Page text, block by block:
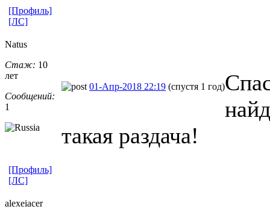
[Профиль]
[ЛС]
Natus
Стаж: 10
лет
Сообщений:
1
01-Апр-2018 22:19 (спустя 1 год)
такая раздача!
[Профиль]
[ЛС]
alexeiacer